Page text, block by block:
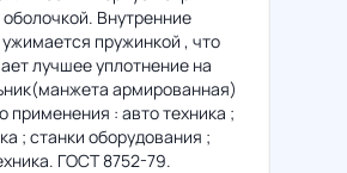
Внутренние
пружинкой , что
лучшее уплотнение на
армированная)
применения : авто техника ;
; станки оборудования ;
ГОСТ 8752-79.